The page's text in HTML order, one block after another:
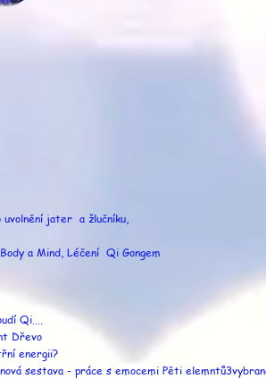
uvolnění jater a žlučníku,
a Mind, Léčení Qi Gongem
Qi....
Dřevo
energii?
sestava - práce s emocemi Pěti